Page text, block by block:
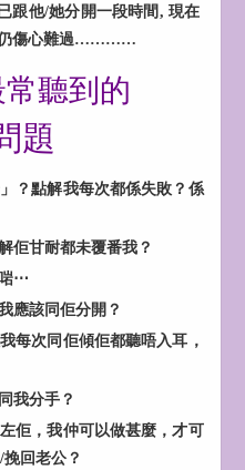
跟他/她分開一段時間, 現在
傷心難過…………
聽到的
題
？點解我每次都係失敗？係
佢甘耐都未覆番我？
啱⋯
應該同佢分開？
每次同佢傾佢都聽唔入耳，
我分手？
佢，我仲可以做甚麼，才可
回老公？